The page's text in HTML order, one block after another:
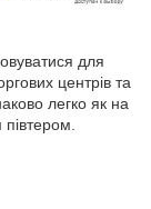
для
центрів та
легко як на